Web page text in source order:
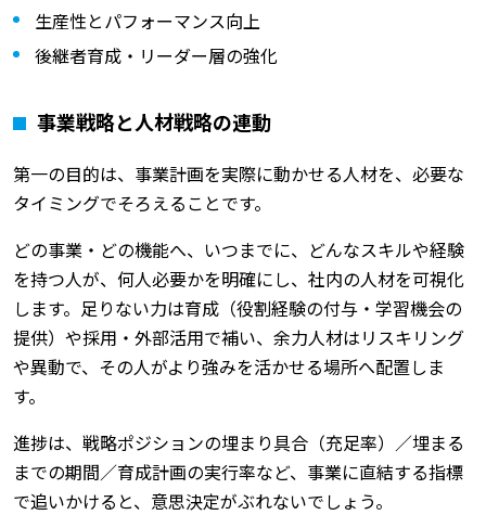
生産性とパフォーマンス向上
後継者育成・リーダー層の強化
事業戦略と人材戦略の連動
第一の目的は、事業計画を実際に動かせる人材を、必要な
タイミングでそろえることです。
どの事業・どの機能へ、いつまでに、どんなスキルや経験
を持つ人が、何人必要かを明確にし、社内の人材を可視化
します。足りない力は育成（役割経験の付与・学習機会の
提供）や採用・外部活用で補い、余力人材はリスキリング
や異動で、その人がより強みを活かせる場所へ配置しま
す。
進捗は、戦略ポジションの埋まり具合（充足率）／埋まる
までの期間／育成計画の実行率など、事業に直結する指標
で追いかけると、意思決定がぶれないでしょう。